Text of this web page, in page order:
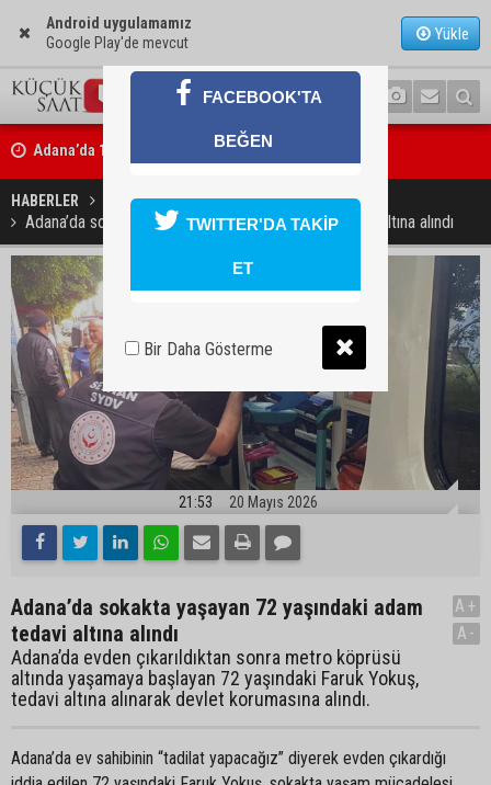
Android uygulamamız
Google Play'de mevcut
Yükle
Adana’da 12 bin 73 afet konutu ve köy evi inşa edildi
Tarihi Tepebağ Projesi için değerlendirme toplantısı yapıldı
HABERLER GÜNDEM
Adana’da sokakta yaşayan 72 yaşındaki adam tedavi altına alındı
21:53 20 Mayıs 2026
Adana’da sokakta yaşayan 72 yaşındaki adam
tedavi altına alındı
Adana’da evden çıkarıldıktan sonra metro köprüsü
altında yaşamaya başlayan 72 yaşındaki Faruk Yokuş,
tedavi altına alınarak devlet korumasına alındı.
A+
A-
Adana’da ev sahibinin “tadilat yapacağız” diyerek evden çıkardığı
FACEBOOK'TA
BEĞEN
TWITTER'DA TAKİP
ET
Bir Daha Gösterme